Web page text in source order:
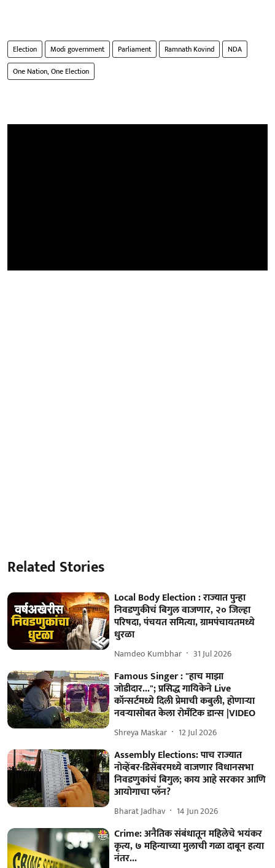
Election Modi government Parliament Ramnath Kovind
NDA
One Nation, One Election
Related Stories
Local Body Election : राज्यात पुन्हा
निवडणुकीचं बिगुल वाजणार, २० जिल्हा
परिषदा, पंचयत समित्या, ग्रामपंचायतमध्ये
धुरळा
Namdeo Kumbhar 31 Jul 2026
Famous Singer : "हाच माझा
जोडीदार..."; प्रसिद्ध गायिकेने Live
कॉन्सर्टमध्ये दिली प्रेमाची कबुली, होणाऱ्या
नवऱ्यासोबत केला रोमँटिक डान्स |VIDEO
Shreya Maskar 12 Jul 2026
Assembly Elections: पाच राज्यात
नोव्हेंबर-डिसेंबरमध्ये वाजणार विधानसभा
निवडणुकांचं बिगुल; काय आहे सरकार आणि
आयोगाचा प्लॅन?
Bharat Jadhav 14 Jun 2026
Crime: अनैतिक संबंधातून महिलेचे भयंकर
कृत्य, ७ महिन्याच्या मुलाची गळा दाबून हत्या
नंतर...